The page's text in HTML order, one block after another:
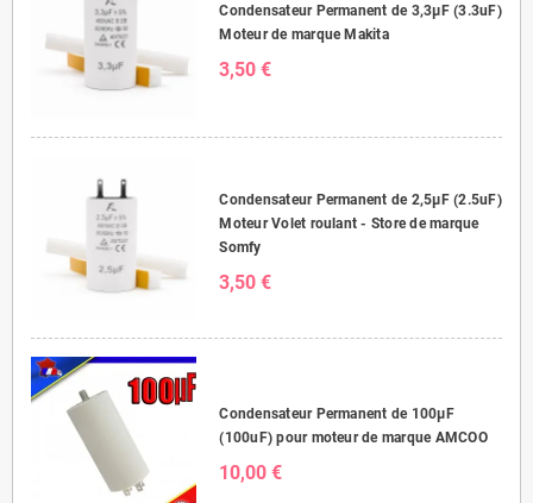
Condensateur Permanent de 3,3μF (3.3uF)
Moteur de marque Makita
3,50 €
Condensateur Permanent de 2,5μF (2.5uF)
Moteur Volet roulant - Store de marque
Somfy
3,50 €
Condensateur Permanent de 100μF
(100uF) pour moteur de marque AMCOO
10,00 €